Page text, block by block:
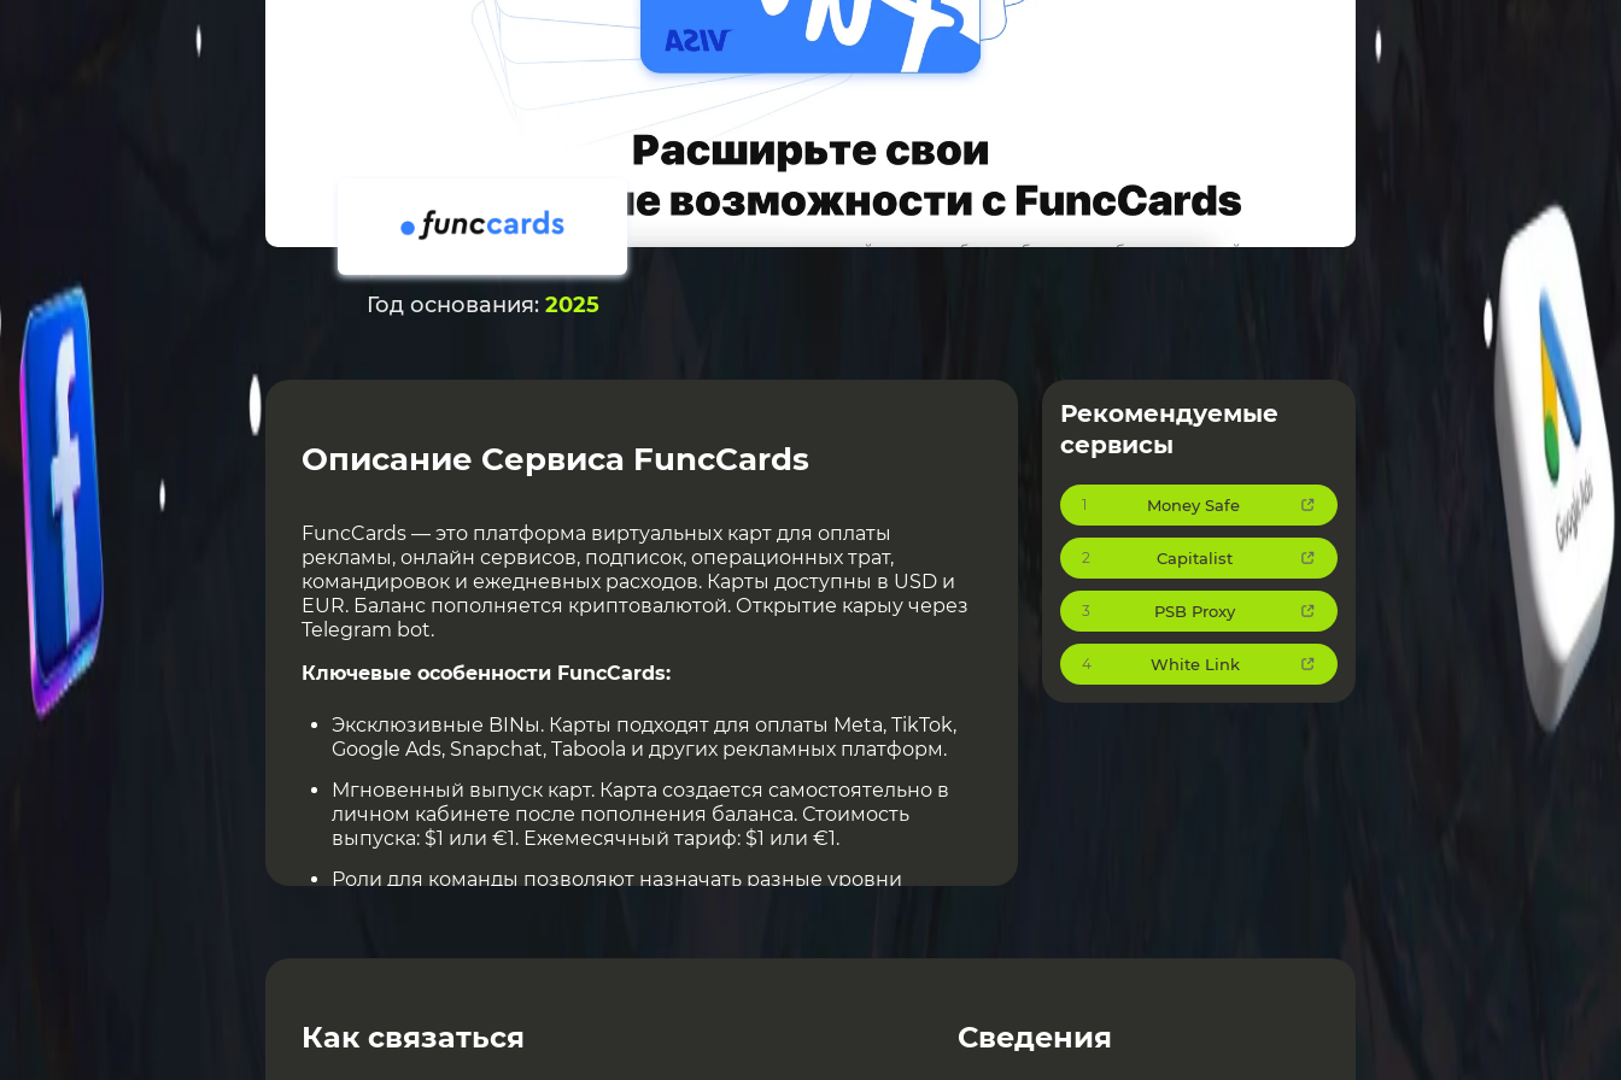
Год основания: 2025
Описание Сервиса FuncCards
FuncCards — это платформа виртуальных карт для оплаты
рекламы, онлайн сервисов, подписок, операционных трат,
командировок и ежедневных расходов. Карты доступны в USD и
EUR. Баланс пополняется криптовалютой. Открытие карыу через
Telegram bot.
Ключевые особенности FuncCards:
Эксклюзивные BINы. Карты подходят для оплаты Meta, TikTok,
Google Ads, Snapchat, Taboola и других рекламных платформ.
Мгновенный выпуск карт. Карта создается самостоятельно в
личном кабинете после пополнения баланса. Стоимость
выпуска: $1 или €1. Ежемесячный тариф: $1 или €1.
Роли для команды позволяют назначать разные уровни
направлениям расходов.
Рекомендуемые
сервисы
1 Money Safe
2 Capitalist
3 PSB Proxy
4 White Link
Как связаться Сведения